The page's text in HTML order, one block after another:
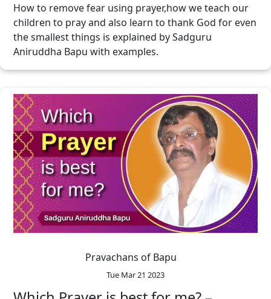
How to remove fear using prayer,how we teach our
children to pray and also learn to thank God for even
the smallest things is explained by Sadguru
Aniruddha Bapu with examples.
Pravachans of Bapu
Tue Mar 21 2023